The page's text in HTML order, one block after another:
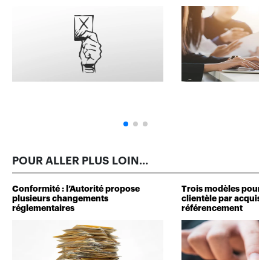
POUR ALLER PLUS LOIN...
Conformité : l’Autorité propose
plusieurs changements
réglementaires
Trois modèles pour
clientèle par
référencement